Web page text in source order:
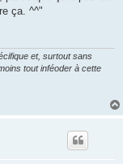
ça. ^^"
et, surtout sans
tout inféoder à cette